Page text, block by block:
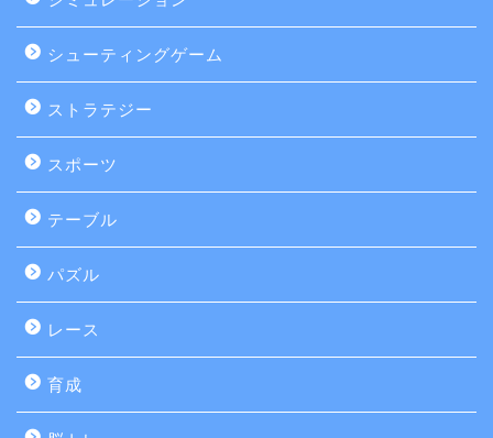
シューティングゲーム
ストラテジー
スポーツ
テーブル
パズル
レース
育成